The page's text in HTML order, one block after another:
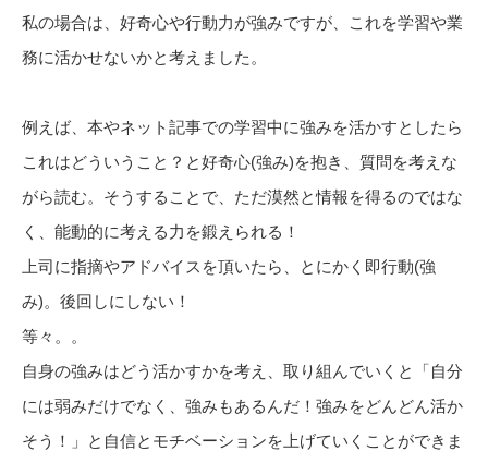
私の場合は、好奇心や行動力が強みですが、これを学習や業
務に活かせないかと考えました。
例えば、本やネット記事での学習中に強みを活かすとしたら
これはどういうこと？と好奇心(強み)を抱き、質問を考えな
がら読む。そうすることで、ただ漠然と情報を得るのではな
く、能動的に考える力を鍛えられる！
上司に指摘やアドバイスを頂いたら、とにかく即行動(強
み)。後回しにしない！
等々。。
自身の強みはどう活かすかを考え、取り組んでいくと「自分
には弱みだけでなく、強みもあるんだ！強みをどんどん活か
そう！」と自信とモチベーションを上げていくことができま